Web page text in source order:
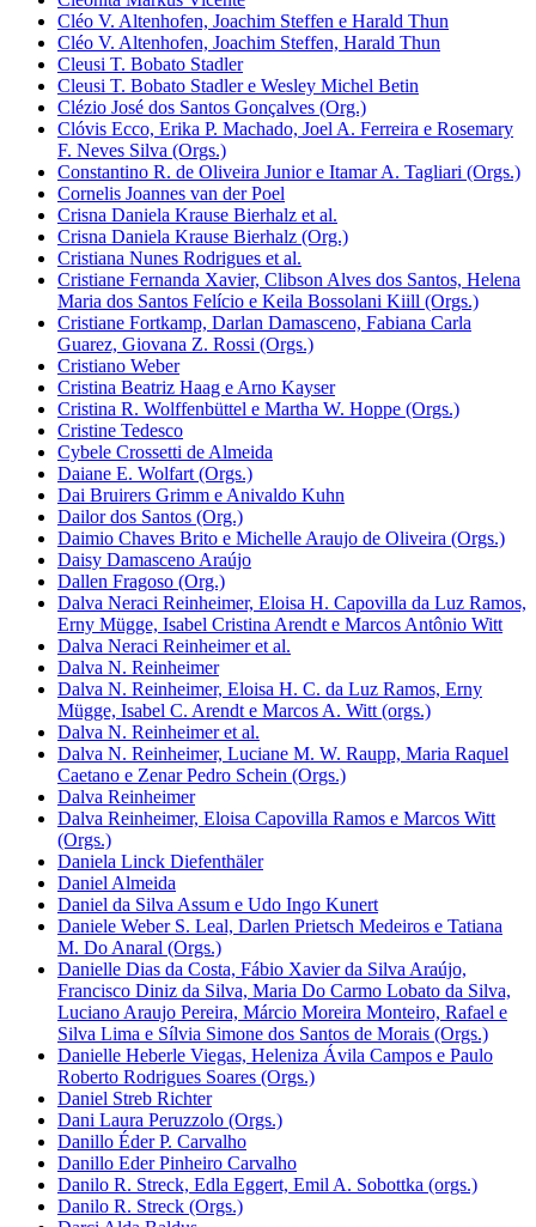
Cléo V. Altenhofen, Joachim Steffen e Harald Thun
Cléo V. Altenhofen, Joachim Steffen, Harald Thun
Cleusi T. Bobato Stadler
Cleusi T. Bobato Stadler e Wesley Michel Betin
Clézio José dos Santos Gonçalves (Org.)
Clóvis Ecco, Erika P. Machado, Joel A. Ferreira e Rosemary
F. Neves Silva (Orgs.)
Constantino R. de Oliveira Junior e Itamar A. Tagliari (Orgs.)
Cornelis Joannes van der Poel
Crisna Daniela Krause Bierhalz et al.
Crisna Daniela Krause Bierhalz (Org.)
Cristiana Nunes Rodrigues et al.
Cristiane Fernanda Xavier, Clibson Alves dos Santos, Helena
Maria dos Santos Felício e Keila Bossolani Kiill (Orgs.)
Cristiane Fortkamp, Darlan Damasceno, Fabiana Carla
Guarez, Giovana Z. Rossi (Orgs.)
Cristiano Weber
Cristina Beatriz Haag e Arno Kayser
Cristina R. Wolffenbüttel e Martha W. Hoppe (Orgs.)
Cristine Tedesco
Cybele Crossetti de Almeida
Daiane E. Wolfart (Orgs.)
Dai Bruirers Grimm e Anivaldo Kuhn
Dailor dos Santos (Org.)
Daimio Chaves Brito e Michelle Araujo de Oliveira (Orgs.)
Daisy Damasceno Araújo
Dallen Fragoso (Org.)
Dalva Neraci Reinheimer, Eloisa H. Capovilla da Luz Ramos,
Erny Mügge, Isabel Cristina Arendt e Marcos Antônio Witt
Dalva Neraci Reinheimer et al.
Dalva N. Reinheimer
Dalva N. Reinheimer, Eloisa H. C. da Luz Ramos, Erny
Mügge, Isabel C. Arendt e Marcos A. Witt (orgs.)
Dalva N. Reinheimer et al.
Dalva N. Reinheimer, Luciane M. W. Raupp, Maria Raquel
Caetano e Zenar Pedro Schein (Orgs.)
Dalva Reinheimer
Dalva Reinheimer, Eloisa Capovilla Ramos e Marcos Witt
(Orgs.)
Daniela Linck Diefenthäler
Daniel Almeida
Daniel da Silva Assum e Udo Ingo Kunert
Daniele Weber S. Leal, Darlen Prietsch Medeiros e Tatiana
M. Do Anaral (Orgs.)
Danielle Dias da Costa, Fábio Xavier da Silva Araújo,
Francisco Diniz da Silva, Maria Do Carmo Lobato da Silva,
Luciano Araujo Pereira, Márcio Moreira Monteiro, Rafael e
Silva Lima e Sílvia Simone dos Santos de Morais (Orgs.)
Danielle Heberle Viegas, Heleniza Ávila Campos e Paulo
Roberto Rodrigues Soares (Orgs.)
Daniel Streb Richter
Dani Laura Peruzzolo (Orgs.)
Danillo Éder P. Carvalho
Danillo Eder Pinheiro Carvalho
Danilo R. Streck, Edla Eggert, Emil A. Sobottka (orgs.)
Danilo R. Streck (Orgs.)